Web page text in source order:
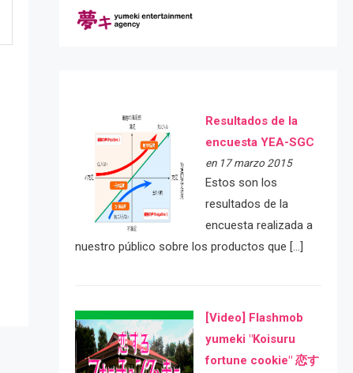
Resultados de la
encuesta YEA-SGC
en 17 marzo 2015
Estos son los
resultados de la
encuesta realizada a
nuestro público sobre los productos que […]
[Video] Flashmob
yumeki "Koisuru
fortune cookie" 恋す